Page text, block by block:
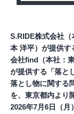
S.RIDE株式会社
本 洋平）が提供
会社find（本社：
が提供する「落と
落とし物に関する
を、東京都内より
2026年7月6日（月